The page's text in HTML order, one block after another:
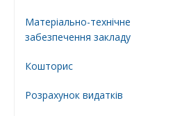
Матеріально-технічне
забезпечення закладу
Кошторис
Розрахунок видатків